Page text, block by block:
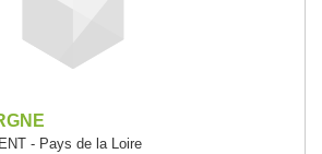
- Pays de la Loire